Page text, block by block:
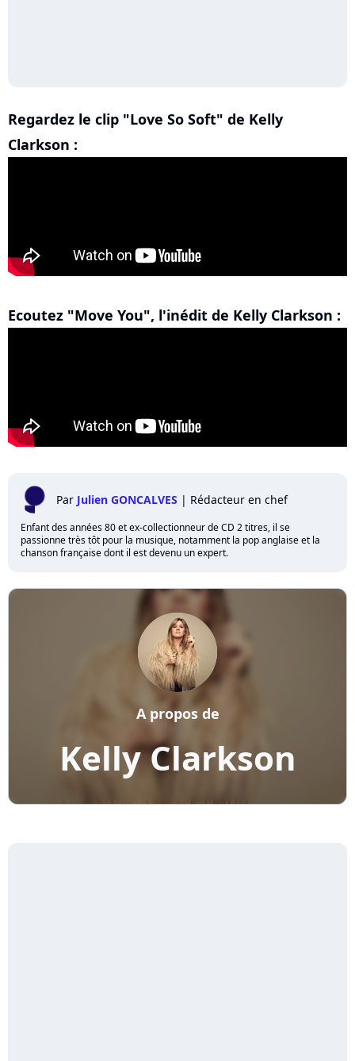
Regardez le clip "Love So Soft" de Kelly
Clarkson :
Ecoutez "Move You", l'inédit de Kelly Clarkson :
Par Julien GONCALVES | Rédacteur en chef
Enfant des années 80 et ex-collectionneur de CD 2 titres, il se
passionne très tôt pour la musique, notamment la pop anglaise et la
chanson française dont il est devenu un expert.
Kelly Clarkson
A propos de